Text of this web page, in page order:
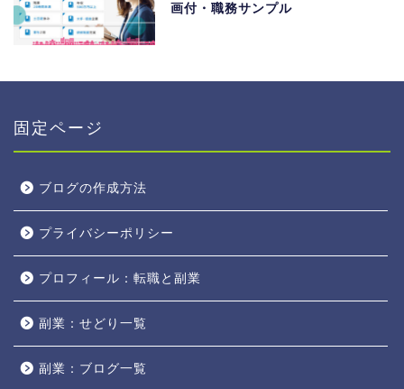
画付・職務サンプル
固定ページ
ブログの作成方法
プライバシーポリシー
プロフィール：転職と副業
副業：せどり一覧
副業：ブログ一覧